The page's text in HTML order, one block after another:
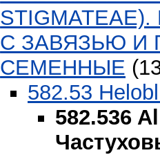
С ЗАВЯЗЬЮ И
СЕМЕННЫЕ
582.53
582.536